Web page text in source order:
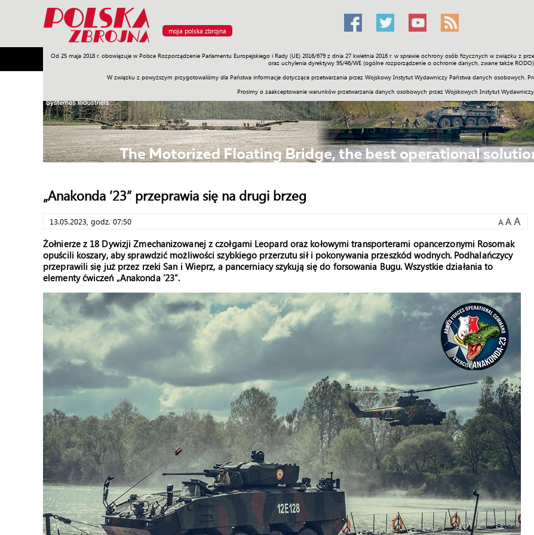
moja polska zbrojna
Od 25 maja 2018 r. obowiązuje w Polsce Rozporządzenie Parlamentu Europejskiego i Rady (UE) 2016/679 z dnia 27 kwietnia 2016 r. w sprawie ochrony osób fizycznych w związku z
oraz uchylenia dyrektywy 95/46/WE (ogólne rozporządzenie o ochronie danych, zwane także RODO).
W związku z powyższym przygotowaliśmy dla Państwa informacje dotyczące przetwarzania przez Wojskowy Instytut Wydawniczy Państwa danych osobowych.
Prosimy o zaakceptowanie warunków przetwarzania danych osobowych przez Wojskowych Instytut
Armia Poligon Sprzęt Misje Polityka Prawo Świat Społeczność Sport Historia Galerie Wideo
„Anakonda ’23” przeprawia się na drugi brzeg
13.05.2023, godz. 07:50 A A A
Żołnierze z 18 Dywizji Zmechanizowanej z czołgami Leopard oraz kołowymi transporterami opancerzonymi Rosomak
opuścili koszary, aby sprawdzić możliwości szybkiego przerzutu sił i pokonywania przeszkód wodnych. Podhalańczycy
przeprawili się już przez rzeki San i Wieprz, a pancerniacy szykują się do forsowania Bugu. Wszystkie działania to
elementy ćwiczeń „Anakonda ’23”.